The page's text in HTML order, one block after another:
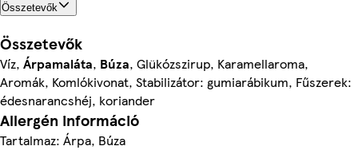
Összetevők
Összetevők
Víz, Árpamaláta, Búza, Glükózszirup, Karamellaroma,
Aromák, Komlókivonat, Stabilizátor: gumiarábikum, Fűszerek:
édesnarancshéj, koriander
Allergén információ
Tartalmaz: Árpa, Búza